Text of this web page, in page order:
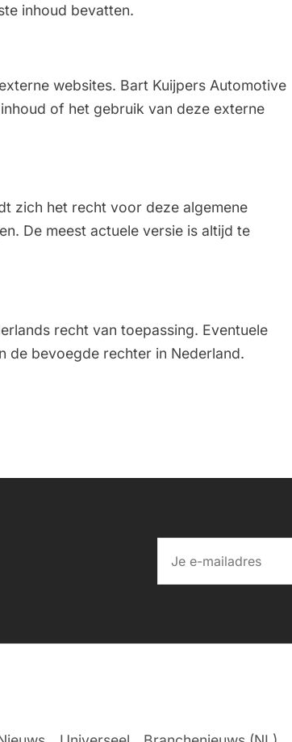
inhoud bevatten.
websites. Bart Kuijpers Automotive
of het gebruik van deze externe
zich het recht voor deze algemene
De meest actuele versie is altijd te
recht van toepassing. Eventuele
de bevoegde rechter in Nederland.